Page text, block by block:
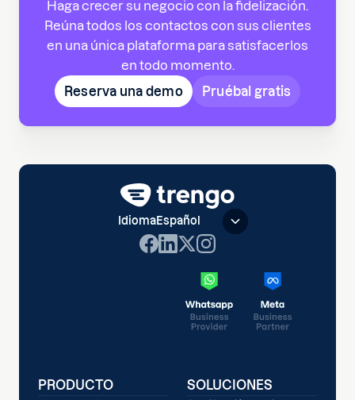
Haga crecer su negocio con la fidelización.
Reúna todos los contactos con sus clientes
en una única plataforma para satisfacerlos
en todo momento.
Reserva una demo
Pruébal gratis
IdiomaEspañol
PRODUCTO SOLUCIONES